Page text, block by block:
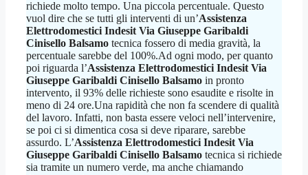
richiede molto tempo. Una piccola percentuale. Questo
vuol dire che se tutti gli interventi di un’Assistenza
Elettrodomestici Indesit Via Giuseppe Garibaldi
Cinisello Balsamo tecnica fossero di media gravità, la
percentuale sarebbe del 100%.Ad ogni modo, per quanto
poi riguarda l’Assistenza Elettrodomestici Indesit Via
Giuseppe Garibaldi Cinisello Balsamo in pronto
intervento, il 93% delle richieste sono esaudite e risolte in
meno di 24 ore.Una rapidità che non fa scendere di qualità
del lavoro. Infatti, non basta essere veloci nell’intervenire,
se poi ci si dimentica cosa si deve riparare, sarebbe
assurdo. L’Assistenza Elettrodomestici Indesit Via
Giuseppe Garibaldi Cinisello Balsamo tecnica si richiede
sia tramite un numero verde, ma anche chiamando